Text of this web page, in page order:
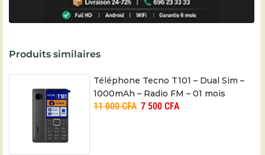
Produits similaires
Téléphone Tecno T101 – Dual Sim –
1000mAh – Radio FM – 01 mois
11 000CFA 7 500 CFA